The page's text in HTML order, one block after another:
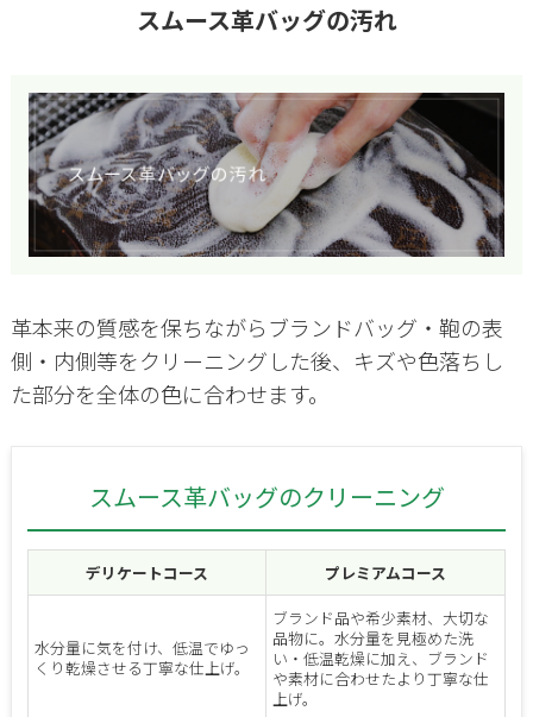
スムース革バッグの汚れ
革本来の質感を保ちながらブランドバッグ・鞄の表
側・内側等をクリーニングした後、キズや色落ちし
た部分を全体の色に合わせます。
スムース革バッグのクリーニング
デリケートコース プレミアムコース
水分量に気を付け、低温でゆっ
くり乾燥させる丁寧な仕上げ。
ブランド品や希少素材、大切な
品物に。水分量を見極めた洗
い・低温乾燥に加え、ブランド
や素材に合わせたより丁寧な仕
上げ。